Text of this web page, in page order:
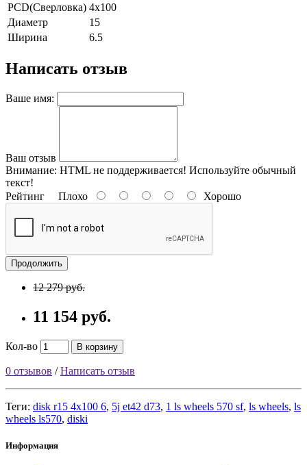
PCD(Сверловка) 4x100
Диаметр
15
Ширина
6.5
Написать отзыв
Ваше имя:
Ваш отзыв
Внимание: HTML не поддерживается! Используйте обычный
текст!
Рейтинг Плохо Хорошо
Продолжить
12 279 руб.
11 154 руб.
Кол-во В корзину
0 отзывов /Написать отзыв
Теги: disk r15 4x100 6, 5j et42 d73, 1 ls wheels 570 sf, ls wheels, ls
wheels ls570, diski
Информация